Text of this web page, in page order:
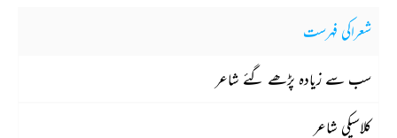
شعراکی فہرست
سب سے زیادہ پڑھے گئے شاعر
کلاسیکی شاعر